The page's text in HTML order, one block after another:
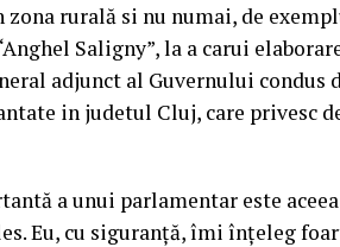
rurală si nu numai, de
Saligny”, la a carui
adjunct al Guvernului
in judetul Cluj, care
a unui parlamentar este
Eu, cu siguranță, îmi înțeleg